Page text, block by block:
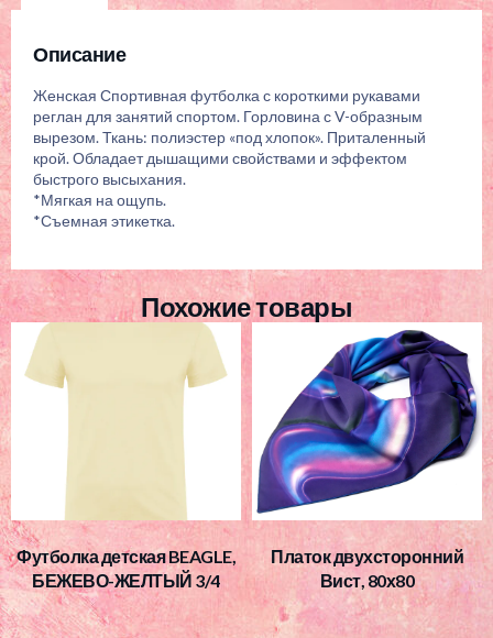
Описание
Женская Спортивная футболка с короткими рукавами
реглан для занятий спортом. Горловина с V-образным
вырезом. Ткань: полиэстер «под хлопок». Приталенный
крой. Обладает дышащими свойствами и эффектом
быстрого высыхания.
*Мягкая на ощупь.
*Съемная этикетка.
Похожие товары
Футболка детская BEAGLE,
БЕЖЕВО-ЖЕЛТЫЙ 3/4
Платок двухсторонний
Вист, 80х80